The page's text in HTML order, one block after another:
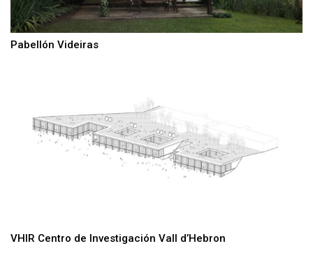
Pabellón Videiras
VHIR Centro de Investigación Vall d’Hebron